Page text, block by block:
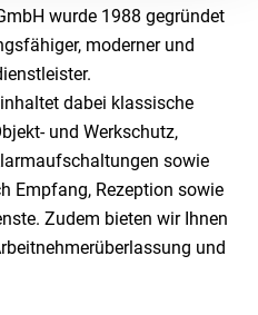
wurde 1988 gegründet
moderner und
dabei klassische
und Werkschutz,
sowie
Empfang, Rezeption sowie
Zudem bieten wir Ihnen
und